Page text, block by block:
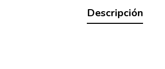
Descripción